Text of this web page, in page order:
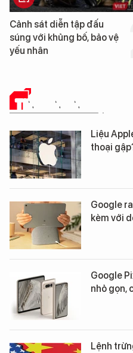
Trung Quốc phát hiện “mỏ
cao su tự nhiên” từ một
loài cỏ dại mọc trên đất
TIN CÔNG NGHỆ
Liệu
thoại
Google
kèm với
Google
nhỏ gọn,
Lệnh